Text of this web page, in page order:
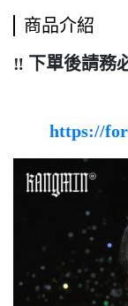
商品介紹
‼️ 下單後請務
https://